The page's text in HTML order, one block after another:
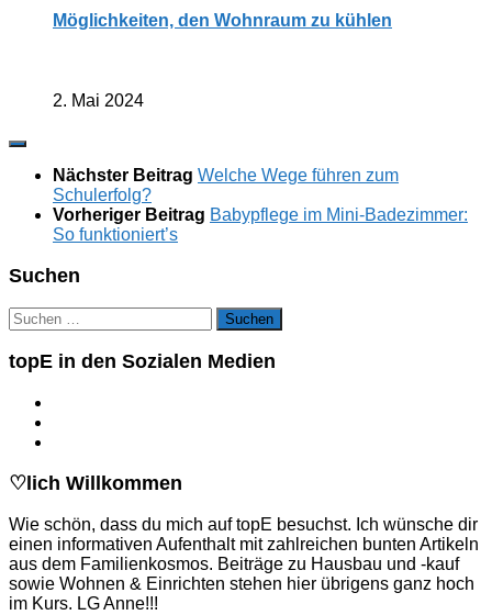
Möglichkeiten, den Wohnraum zu kühlen
2. Mai 2024
Nächster Beitrag Welche Wege führen zum
Schulerfolg?
Vorheriger Beitrag Babypflege im Mini-Badezimmer:
So funktioniert’s
Suchen
Suchen
nach:
topE in den Sozialen Medien
♡lich Willkommen
Wie schön, dass du mich auf topE besuchst. Ich wünsche dir
einen informativen Aufenthalt mit zahlreichen bunten Artikeln
aus dem Familienkosmos. Beiträge zu Hausbau und -kauf
sowie Wohnen & Einrichten stehen hier übrigens ganz hoch
im Kurs. LG Anne!!!